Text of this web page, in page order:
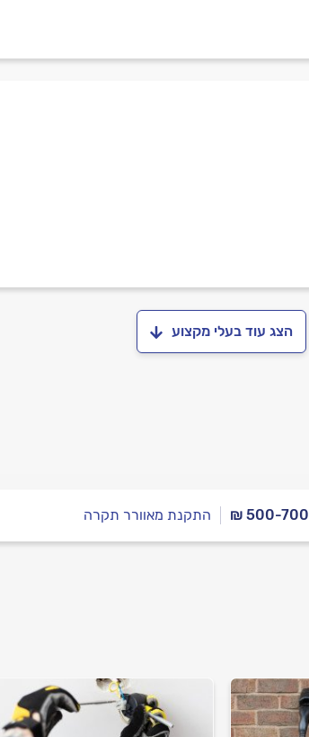
הצג עוד בעלי מקצוע
₪ 500-700 התקנת מאוורר תקרה